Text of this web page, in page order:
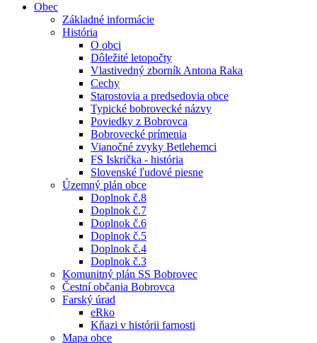
Obec
Základné informácie
História
O obci
Dôležité letopočty
Vlastivedný zborník Antona Raka
Cechy
Starostovia a predsedovia obce
Typické bobrovecké názvy
Poviedky z Bobrovca
Bobrovecké prímenia
Vianočné zvyky Betlehemci
FS Iskrička - história
Slovenské ľudové piesne
Územný plán obce
Doplnok č.8
Doplnok č.7
Doplnok č.6
Doplnok č.5
Doplnok č.4
Doplnok č.3
Komunitný plán SS Bobrovec
Čestní občania Bobrovca
Farský úrad
eRko
Kňazi v histórii farnosti
Mapa obce